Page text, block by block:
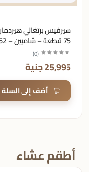
سيرفيس برتغالي هيردمار
75 قطعة – شامبين – 0362
(
0
)
25,995 جنية
أضف إلى السلة
أطقم عشاء